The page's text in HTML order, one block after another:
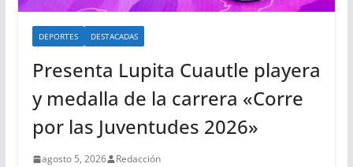
DEPORTES DESTACADAS
Presenta Lupita Cuautle playera
y medalla de la carrera «Corre
por las Juventudes 2026»
agosto 5, 2026 Redacción